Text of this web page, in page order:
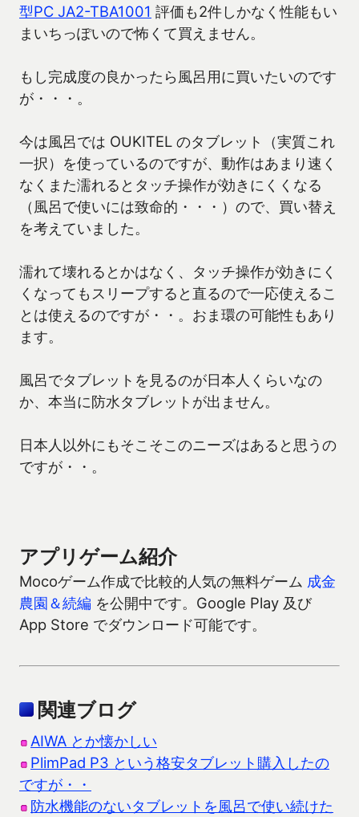
型PC JA2-TBA1001 評価も2件しかなく性能もい
まいちっぽいので怖くて買えません。
もし完成度の良かったら風呂用に買いたいのです
が・・・。
今は風呂では OUKITEL のタブレット（実質これ
一択）を使っているのですが、動作はあまり速く
なくまた濡れるとタッチ操作が効きにくくなる
（風呂で使いには致命的・・・）ので、買い替え
を考えていました。
濡れて壊れるとかはなく、タッチ操作が効きにく
くなってもスリープすると直るので一応使えるこ
とは使えるのですが・・。おま環の可能性もあり
ます。
風呂でタブレットを見るのが日本人くらいなの
か、本当に防水タブレットが出ません。
日本人以外にもそこそこのニーズはあると思うの
ですが・・。
アプリゲーム紹介
Mocoゲーム作成で比較的人気の無料ゲーム 成金
農園＆続編 を公開中です。Google Play 及び
App Store でダウンロード可能です。
関連ブログ
AIWA とか懐かしい
PlimPad P3 という格安タブレット購入したの
ですが・・
防水機能のないタブレットを風呂で使い続けた